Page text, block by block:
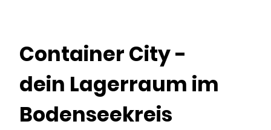
Container City -
dein Lagerraum im
Bodenseekreis